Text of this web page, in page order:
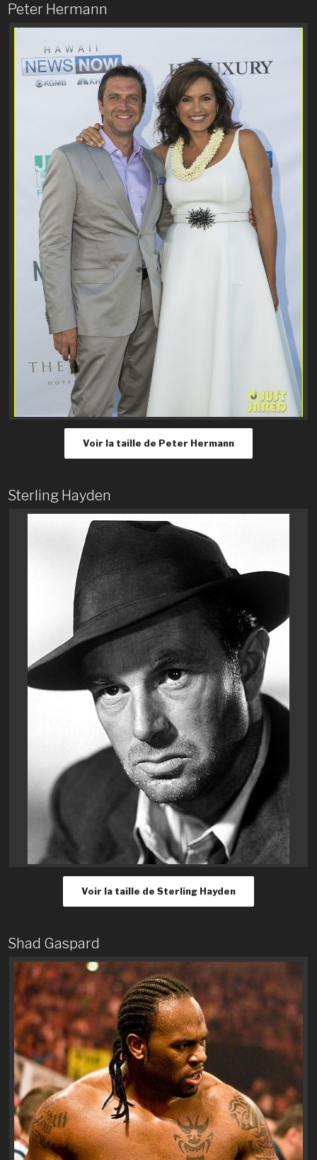
Peter Hermann
Voir la taille de Peter Hermann
Sterling Hayden
Voir la taille de Sterling Hayden
Shad Gaspard